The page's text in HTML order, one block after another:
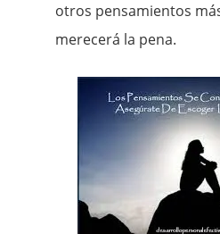
otros pensamientos
merecerá la pena.